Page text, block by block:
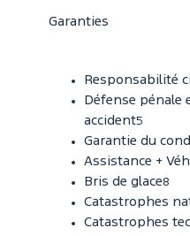
Garanties
Responsabilité
Défense pénale
accident5
Garantie du
Assistance +
Bris de glace8
Catastrophes
Catastrophes